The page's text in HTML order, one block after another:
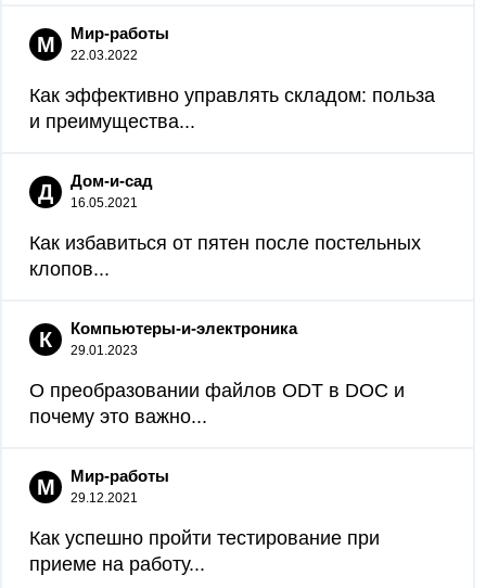
М Мир-работы
22.03.2022
Как эффективно управлять складом: польза
и преимущества...
Д Дом-и-сад
16.05.2021
Как избавиться от пятен после постельных
клопов...
К Компьютеры-и-электроника
29.01.2023
О преобразовании файлов ODT в DOC и
почему это важно...
М Мир-работы
29.12.2021
Как успешно пройти тестирование при
приеме на работу...